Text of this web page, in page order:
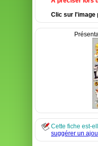
Clic sur l'image
Cette fiche est-
suggérer un